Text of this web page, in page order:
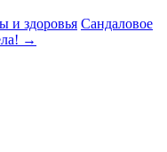
и здоровья Сандаловое
→